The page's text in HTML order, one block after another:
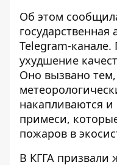
Об этом
Telegram-
ухудшение
Оно вызвано
накапливаются
примеси,
пожаров в
В КГГА призвали